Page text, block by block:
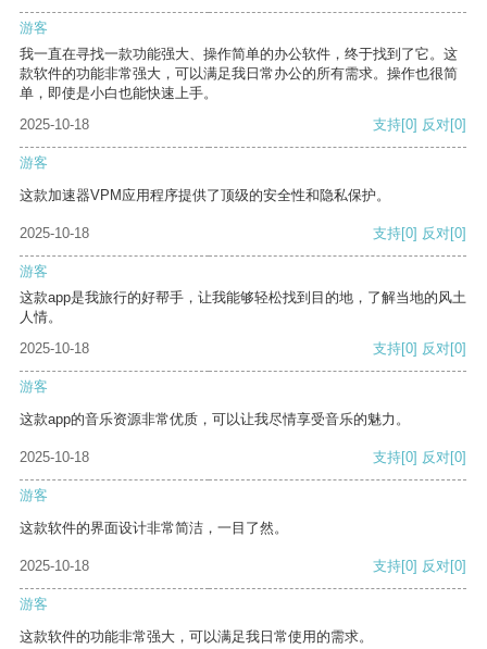
游客
我一直在寻找一款功能强大、操作简单的办公软件，终于找到了它。这
款软件的功能非常强大，可以满足我日常办公的所有需求。操作也很简
单，即使是小白也能快速上手。
2025-10-18
支持[0] 反对[0]
游客
这款加速器VPM应用程序提供了顶级的安全性和隐私保护。
2025-10-18 支持[0] 反对[0]
游客
这款app是我旅行的好帮手，让我能够轻松找到目的地，了解当地的风土
人情。
2025-10-18
支持[0] 反对[0]
游客
这款app的音乐资源非常优质，可以让我尽情享受音乐的魅力。
2025-10-18 支持[0] 反对[0]
游客
这款软件的界面设计非常简洁，一目了然。
2025-10-18 支持[0] 反对[0]
游客
这款软件的功能非常强大，可以满足我日常使用的需求。